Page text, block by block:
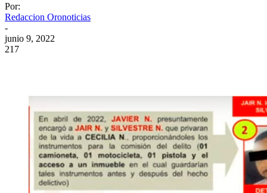
Por:
Redaccion Oronoticias
-
junio 9, 2022
217